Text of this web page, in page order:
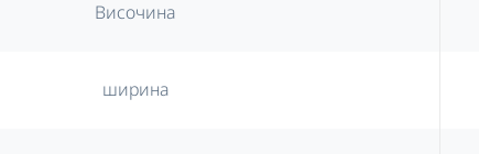
Височина
ширина